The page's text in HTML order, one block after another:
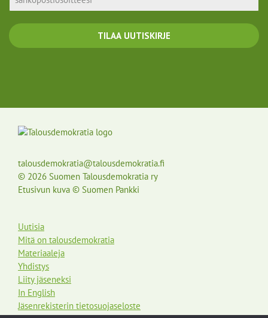
TILAA UUTISKIRJE
talousdemokratia@talousdemokratia.fi
© 2026 Suomen Talousdemokratia ry
Etusivun kuva © Suomen Pankki
Uutisia
Mitä on talousdemokratia
Materiaaleja
Yhdistys
Liity jäseneksi
In English
Jäsenrekisterin tietosuojaseloste